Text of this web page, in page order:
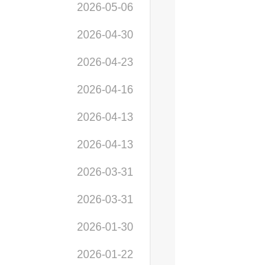
2026-05-06
2026-04-30
2026-04-23
2026-04-16
2026-04-13
2026-04-13
2026-03-31
2026-03-31
2026-01-30
2026-01-22